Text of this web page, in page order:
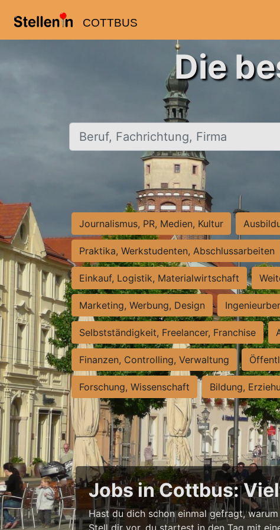
COTTBUS
Die
Beruf, Fachrichtung, Firma
Journalismus, PR, Medien, Kultur
Praktika, Werkstudenten, Abschlussarbeiten
Einkauf, Logistik, Materialwirtschaft
Marketing, Werbung, Design
Selbstständigkeit, Freelancer, Franchise
Finanzen, Controlling, Verwaltung
Forschung, Wissenschaft Bildung,
Jobs in Cottbus:
Hast du dich schon einmal gefragt,